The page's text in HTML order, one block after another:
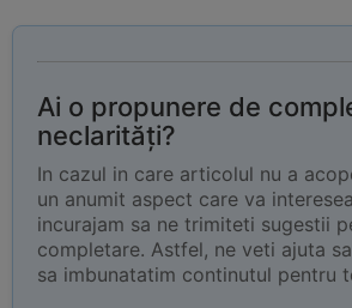
Ai o propunere de
neclarități?
In cazul in care articolul nu a
un anumit aspect care va
incurajam sa ne trimiteti sugestii
completare. Astfel, ne veti ajuta
sa imbunatatim continutul pentru